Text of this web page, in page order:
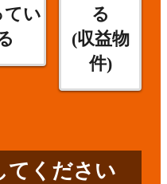
てい
る
(収益物
件)
てください